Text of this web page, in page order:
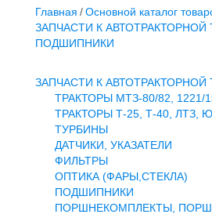
ЗАПЧАСТИ К
СТАРТЕРЫ, ГЕНЕРАТОРЫ
Контакты
Новости и акции
Главная /Основной каталог
ЗАПЧАСТИ К АВТОТРАКТОРНОЙ
ПОДШИПНИКИ
ЗАПЧАСТИ К АВТОТРАКТОРНОЙ
ТРАКТОРЫ МТЗ-80/82, 1221/
ТРАКТОРЫ Т-25, Т-40, ЛТЗ,
ТУРБИНЫ
ДАТЧИКИ, УКАЗАТЕЛИ
ФИЛЬТРЫ
ОПТИКА (ФАРЫ,СТЕКЛА)
ПОДШИПНИКИ
ПОРШНЕКОМПЛЕКТЫ,